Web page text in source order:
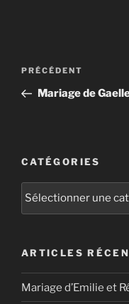
Navigation
l’article
Article
précédent
PRÉCÉDENT
Mariage de
CATÉGORIES
Catégories
ARTICLES
Mariage d’Emilie et